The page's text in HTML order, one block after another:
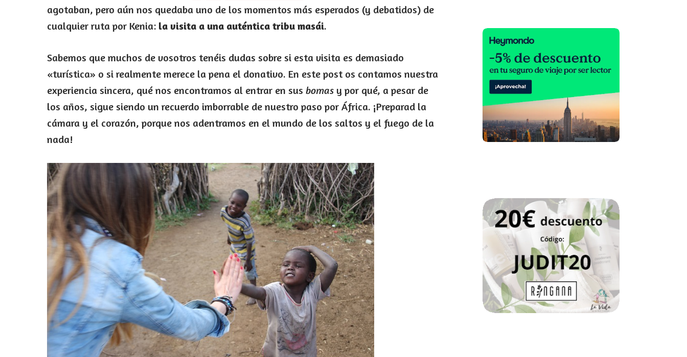
agotaban, pero aún nos quedaba uno de los momentos más esperados (y debatidos) de
cualquier ruta por Kenia: la visita a una auténtica tribu masái.
Sabemos que muchos de vosotros tenéis dudas sobre si esta visita es demasiado
«turística» o si realmente merece la pena el donativo. En este post os contamos nuestra
experiencia sincera, qué nos encontramos al entrar en sus bomas y por qué, a pesar de
los años, sigue siendo un recuerdo imborrable de nuestro paso por África. ¡Preparad la
cámara y el corazón, porque nos adentramos en el mundo de los saltos y el fuego de la
nada!